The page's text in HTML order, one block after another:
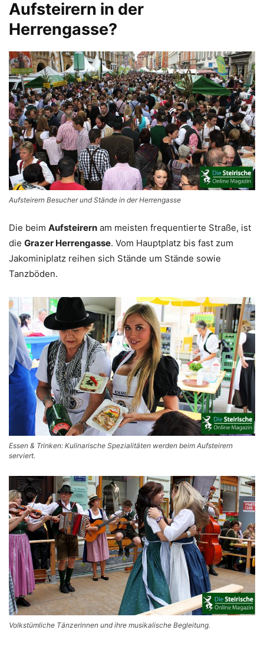
Aufsteirern in der
Herrengasse?
Aufsteirern Besucher und Stände in der Herrengasse
Die beim Aufsteirern am meisten frequentierte Straße, ist
die Grazer Herrengasse. Vom Hauptplatz bis fast zum
Jakominiplatz reihen sich Stände um Stände sowie
Tanzböden.
Essen & Trinken: Kulinarische Spezialitäten werden beim Aufsteirern
serviert.
Volkstümliche Tänzerinnen und ihre musikalische Begleitung.